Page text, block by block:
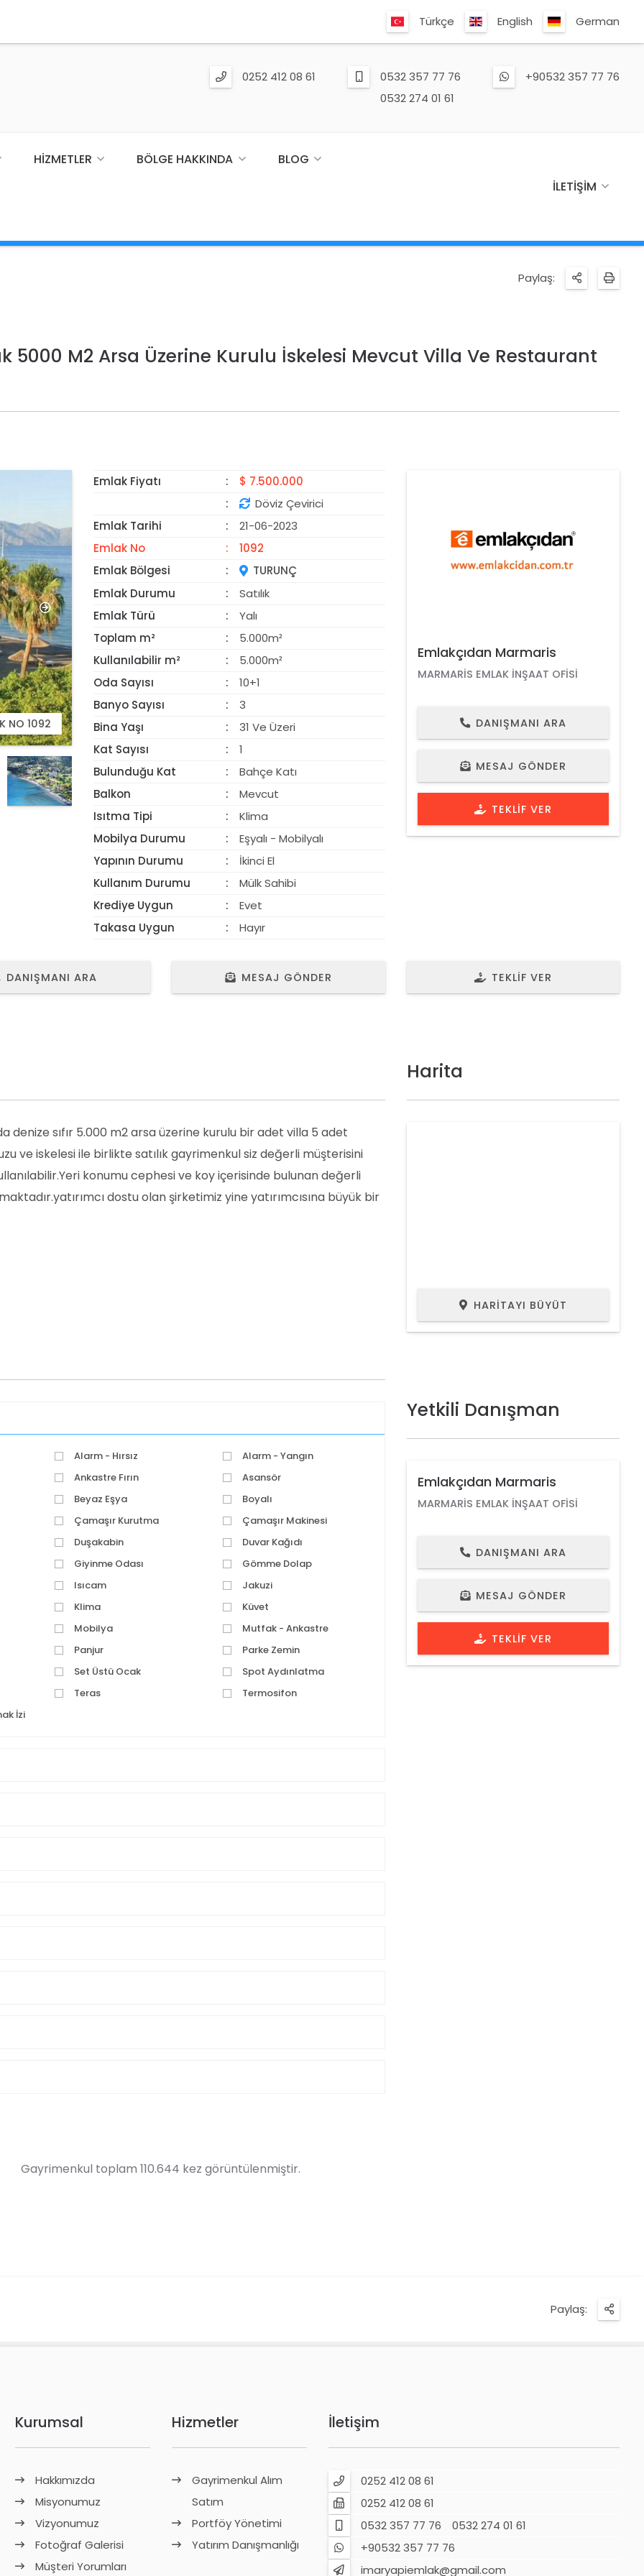
Türkçe English German
0252 412 08 61
0532 357 77 76
0532 274 01 61
+90532 357 77 76
HIZMETLER BÖLGE HAKKINDA BLOG
İLETIŞIM
Paylaş:
5000 M2 Arsa Üzerine Kurulu İskelesi Mevcut Villa Ve Restaurant
NO 1092
Emlak Fiyatı
$ 7.500.000
Döviz Çevirici
Emlak Tarihi
21-06-2023
Emlak No
1092
Emlak Bölgesi
TURUNÇ
Emlak Durumu
Satılık
Emlak Türü
Yalı
Toplam m²
5.000m²
Kullanılabilir m²
5.000m²
Oda Sayısı
10+1
Banyo Sayısı
3
Bina Yaşı
31 Ve Üzeri
Kat Sayısı
1
Bulunduğu Kat
Bahçe Katı
Balkon
Mevcut
Isıtma Tipi
Klima
Mobilya Durumu
Eşyalı - Mobilyalı
Yapının Durumu
İkinci El
Kullanım Durumu
Mülk Sahibi
Krediye Uygun
Evet
Takasa Uygun
Hayır
Emlakçıdan Marmaris
MARMARIS EMLAK İNŞAAT OFISI
DANIŞMANI ARA
MESAJ GÖNDER
TEKLIF VER
DANIŞMANI ARA MESAJ GÖNDER TEKLIF VER
denize sıfır 5.000 m2 arsa üzerine kurulu bir adet villa 5 adet
ve iskelesi ile birlikte satılık gayrimenkul siz değerli müşterisini
konumu cephesi ve koy içerisinde bulunan değerli
dostu olan şirketimiz yine yatırımcısına büyük bir
Alarm - Hırsız
Alarm - Yangın
Ankastre Fırın
Asansör
Beyaz Eşya
Boyalı
Çamaşır Kurutma
Makinesi
Çamaşır Makinesi
Duşakabin
Duvar Kağıdı
Giyinme Odası
Gömme Dolap
Isıcam
Jakuzi
Klima
Küvet
Mobilya
Mutfak - Ankastre
Panjur
Parke Zemin
Set Üstü Ocak
Spot Aydınlatma
Teras
Termosifon
İzi
Harita
HARITAYI BÜYÜT
Yetkili Danışman
Emlakçıdan Marmaris
MARMARIS EMLAK İNŞAAT OFISI
DANIŞMANI ARA
MESAJ GÖNDER
TEKLIF VER
Gayrimenkul toplam 110.644 kez görüntülenmiştir.
Paylaş:
Kurumsal
Hakkımızda
Misyonumuz
Vizyonumuz
Fotoğraf Galerisi
Müşteri Yorumları
Hizmetler
Gayrimenkul Alım
Satım
Portföy Yönetimi
Yatırım Danışmanlığı
İletişim
0252 412 08 61
0252 412 08 61
0532 357 77 76
0532 274 01 61
+90532 357 77 76
imaryapiemlak@gmail.com